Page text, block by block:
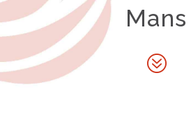
Mans
?